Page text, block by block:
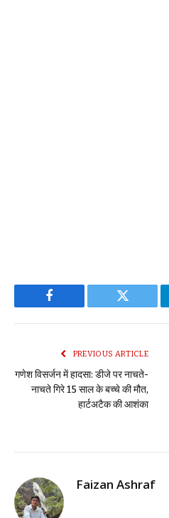
Facebook Twitter
PREVIOUS ARTICLE
गणेश विसर्जन में हादसा: डीजे पर नाचते-
नाचते गिरे 15 साल के बच्चे की मौत,
हार्टअटैक की आशंका
Faizan Ashraf